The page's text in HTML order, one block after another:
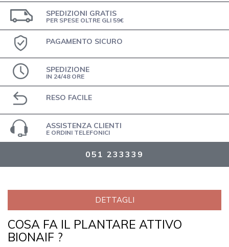
SPEDIZIONI GRATIS
PER SPESE OLTRE GLI 59€
PAGAMENTO SICURO
SPEDIZIONE
IN 24/48 ORE
RESO FACILE
ASSISTENZA CLIENTI
E ORDINI TELEFONICI
051 233339
DETTAGLI
COSA FA IL PLANTARE ATTIVO
BIONAIF ?